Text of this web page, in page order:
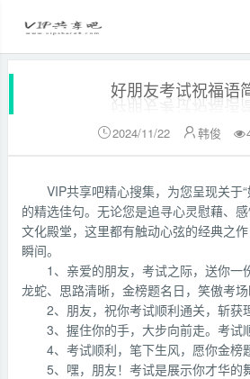
好朋友考试祝福语
2024/11/22 韩俊
VIP共享吧精心搜集，为您呈现关于
的精选佳句。无论您是追寻心灵慰藉、
文化殿堂，这里都有触动心弦的经典之
瞬间。
1、亲爱的朋友，考试之际，送你一
龙蛇、思路清晰，金榜题名日，笑傲考场
2、朋友，祝你考试顺利通关，斩获
3、握住你的手，大步向前走。考试
4、考试顺利，笔下生风，愿你金榜
5、嘿，朋友！考试是展示你才华的